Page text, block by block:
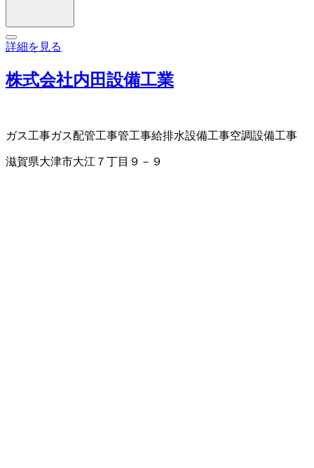
詳細を見る
株式会社内田設備工業
ガス工事ガス配管工事管工事給排水設備工事空調設備工事
滋賀県大津市大江７丁目９－９